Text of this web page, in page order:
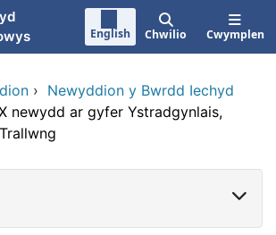
English Chwilio Cwymplen
› Newyddion y Bwrdd Iechyd
newydd ar gyfer Ystradgynlais,